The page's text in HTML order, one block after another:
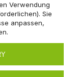
Verwendung
Sie
anpassen,